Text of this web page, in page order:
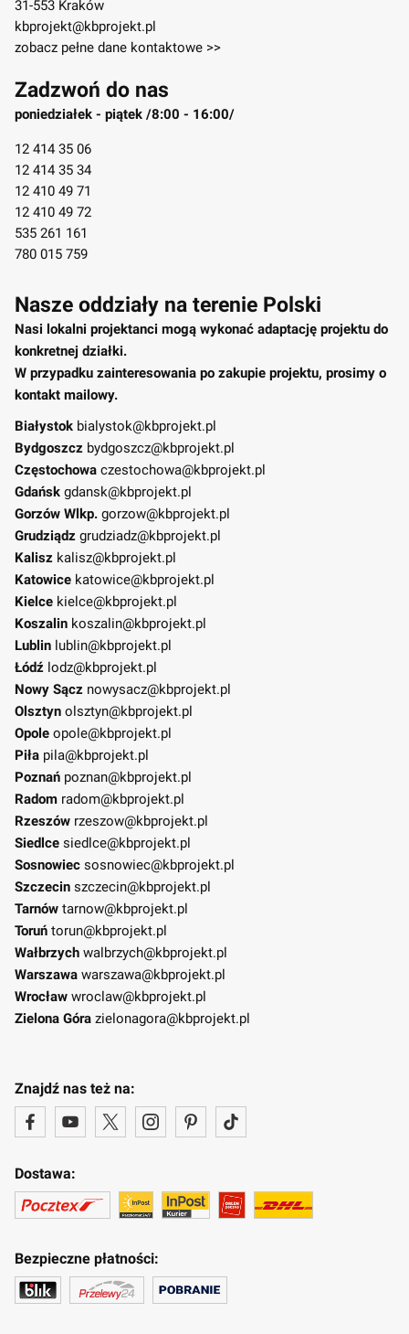
31-553 Kraków
kbprojekt@kbprojekt.pl
zobacz pełne dane kontaktowe >>
Zadzwoń do nas
poniedziałek - piątek /8:00 - 16:00/
12 414 35 06
12 414 35 34
12 410 49 71
12 410 49 72
535 261 161
780 015 759
Nasze oddziały na terenie Polski
Nasi lokalni projektanci mogą wykonać adaptację projektu do
konkretnej działki.
W przypadku zainteresowania po zakupie projektu, prosimy o
kontakt mailowy.
Białystok bialystok@kbprojekt.pl
Bydgoszcz bydgoszcz@kbprojekt.pl
Częstochowa czestochowa@kbprojekt.pl
Gdańsk gdansk@kbprojekt.pl
Gorzów Wlkp. gorzow@kbprojekt.pl
Grudziądz grudziadz@kbprojekt.pl
Kalisz kalisz@kbprojekt.pl
Katowice katowice@kbprojekt.pl
Kielce kielce@kbprojekt.pl
Koszalin koszalin@kbprojekt.pl
Lublin lublin@kbprojekt.pl
Łódź lodz@kbprojekt.pl
Nowy Sącz nowysacz@kbprojekt.pl
Olsztyn olsztyn@kbprojekt.pl
Opole opole@kbprojekt.pl
Piła pila@kbprojekt.pl
Poznań poznan@kbprojekt.pl
Radom radom@kbprojekt.pl
Rzeszów rzeszow@kbprojekt.pl
Siedlce siedlce@kbprojekt.pl
Sosnowiec sosnowiec@kbprojekt.pl
Szczecin szczecin@kbprojekt.pl
Tarnów tarnow@kbprojekt.pl
Toruń torun@kbprojekt.pl
Wałbrzych walbrzych@kbprojekt.pl
Warszawa warszawa@kbprojekt.pl
Wrocław wroclaw@kbprojekt.pl
Zielona Góra zielonagora@kbprojekt.pl
Znajdź nas też na:
Dostawa:
Bezpieczne płatności: